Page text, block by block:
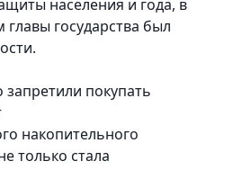
населения и года, в
главы государства был
покупать
накопительного
только стала